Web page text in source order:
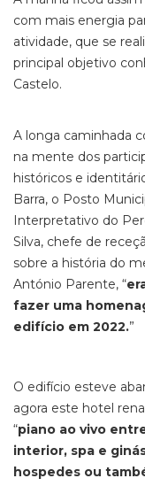
com mais energia
atividade, que se
principal objetivo
Castelo.
A longa caminhada
na mente dos
históricos e
Barra, o Posto
Interpretativo do
Silva, chefe de
sobre a história do
António Parente, “
fazer uma
edifício em 2022.”
O edifício esteve
agora este hotel
“piano ao vivo
interior, spa e
hospedes ou